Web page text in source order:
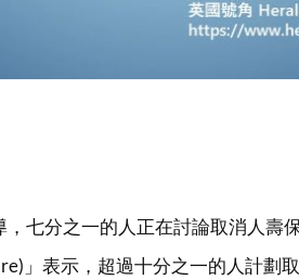
七分之一的人正在討論取消人壽
」表示，超過十分之一的人計劃